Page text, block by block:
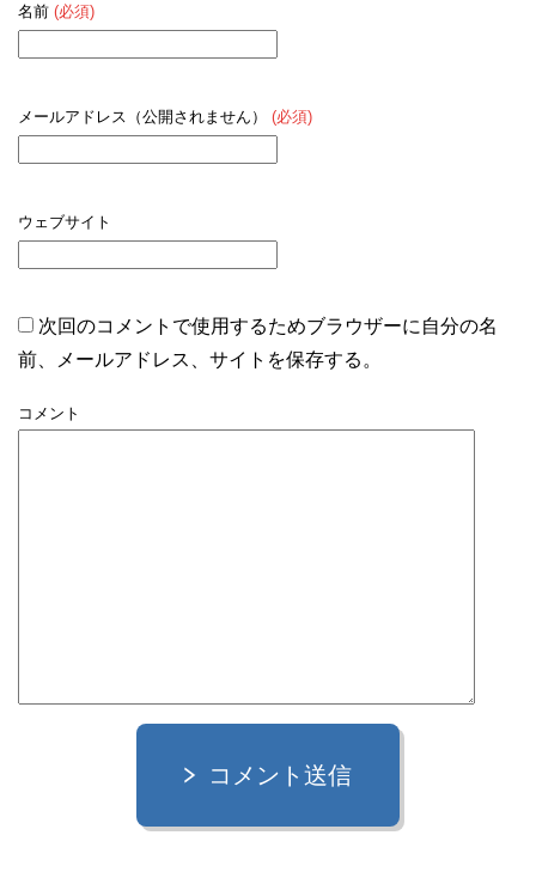
名前 (必須)
メールアドレス（公開されません） (必須)
ウェブサイト
次回のコメントで使用するためブラウザーに自分の名
前、メールアドレス、サイトを保存する。
コメント
コメント送信